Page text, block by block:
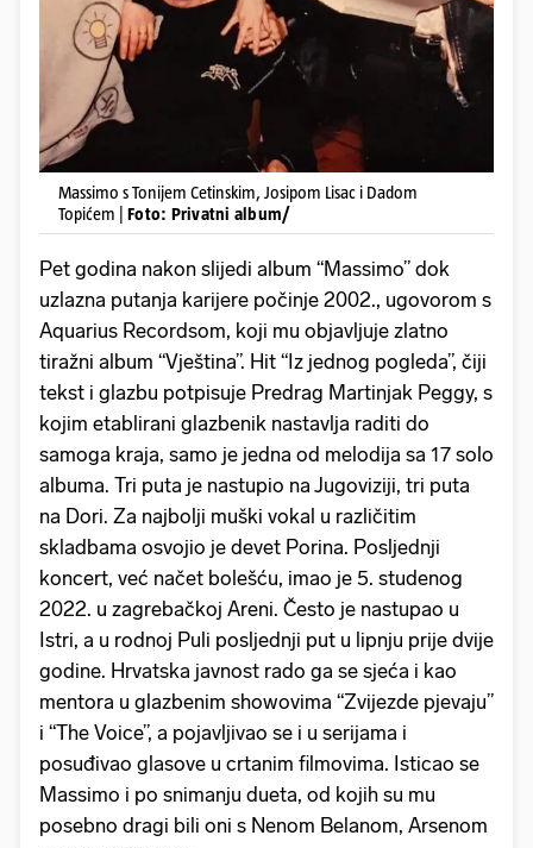
Massimo s Tonijem Cetinskim, Josipom Lisac i Dadom
Topićem | Foto: Privatni album/
Pet godina nakon slijedi album “Massimo” dok
uzlazna putanja karijere počinje 2002., ugovorom s
Aquarius Recordsom, koji mu objavljuje zlatno
tiražni album “Vještina”. Hit “Iz jednog pogleda”, čiji
tekst i glazbu potpisuje Predrag Martinjak Peggy, s
kojim etablirani glazbenik nastavlja raditi do
samoga kraja, samo je jedna od melodija sa 17 solo
albuma. Tri puta je nastupio na Jugoviziji, tri puta
na Dori. Za najbolji muški vokal u različitim
skladbama osvojio je devet Porina. Posljednji
koncert, već načet bolešću, imao je 5. studenog
2022. u zagrebačkoj Areni. Često je nastupao u
Istri, a u rodnoj Puli posljednji put u lipnju prije dvije
godine. Hrvatska javnost rado ga se sjeća i kao
mentora u glazbenim showovima “Zvijezde pjevaju”
i “The Voice”, a pojavljivao se i u serijama i
posuđivao glasove u crtanim filmovima. Isticao se
Massimo i po snimanju dueta, od kojih su mu
posebno dragi bili oni s Nenom Belanom, Arsenom